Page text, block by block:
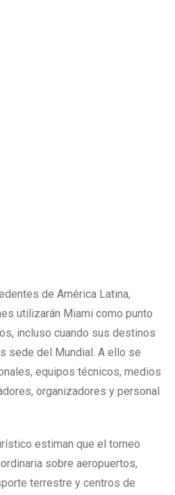
de América Latina,
utilizarán Miami como punto
incluso cuando sus destinos
sede del Mundial. A ello se
equipos técnicos, medios
organizadores y personal
estiman que el torneo
sobre aeropuertos,
terrestre y centros de